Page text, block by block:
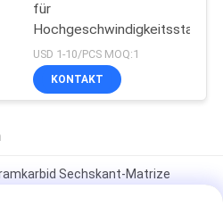
für
USD 1-10/PCS MOQ:1
KONTAKT
Sechskant-Matrize